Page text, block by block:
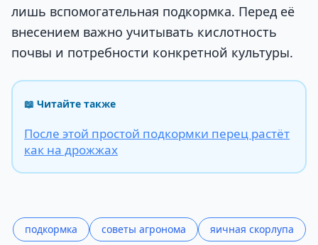
лишь вспомогательная подкормка. Перед её
внесением важно учитывать кислотность
почвы и потребности конкретной культуры.
📖 Читайте также
После этой простой подкормки перец растёт
как на дрожжах
подкормка советы агронома яичная скорлупа